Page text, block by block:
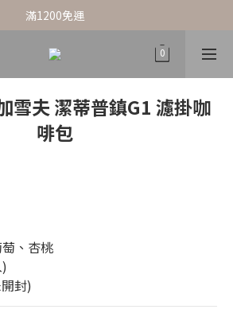
滿1200免運
雪夫 潔蒂普鎮G1 濾掛咖
啡包
、杏桃
封)